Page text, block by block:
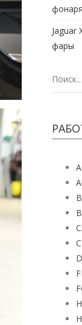
фонаря
Jaguar
фары